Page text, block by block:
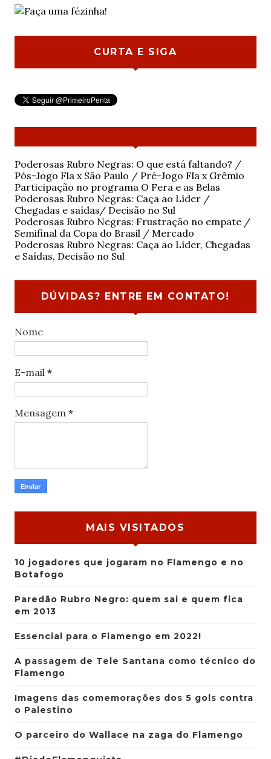
CURTA E SIGA
Poderosas Rubro Negras: O que está faltando? /
Pós-Jogo Fla x São Paulo / Pré-Jogo Fla x Grêmio
Participação no programa O Fera e as Belas
Poderosas Rubro Negras: Caça ao Líder /
Chegadas e saídas/ Decisão no Sul
Poderosas Rubro Negras: Frustração no empate /
Semifinal da Copa do Brasil / Mercado
Poderosas Rubro Negras: Caça ao Líder, Chegadas
e Saídas, Decisão no Sul
DÚVIDAS? ENTRE EM CONTATO!
Nome
E-mail *
Mensagem *
MAIS VISITADOS
10 jogadores que jogaram no Flamengo e no
Botafogo
Paredão Rubro Negro: quem sai e quem fica
em 2013
Essencial para o Flamengo em 2022!
A passagem de Tele Santana como técnico do
Flamengo
Imagens das comemorações dos 5 gols contra
o Palestino
O parceiro do Wallace na zaga do Flamengo